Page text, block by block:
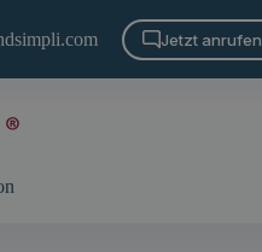
Jetzt anrufen